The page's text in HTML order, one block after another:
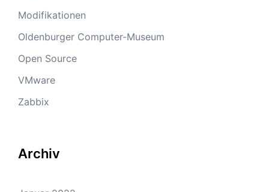
Modifikationen
Oldenburger Computer-Museum
Open Source
VMware
Zabbix
Archiv